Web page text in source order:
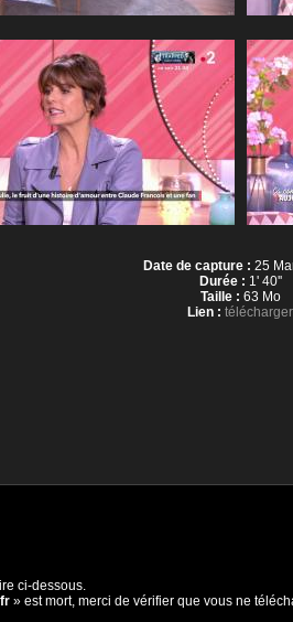
Date de capture : 25
Durée : 1' 40''
Taille : 63 Mo
Lien : télécharger
ci-dessous.
» est mort, merci de vérifier que vous ne